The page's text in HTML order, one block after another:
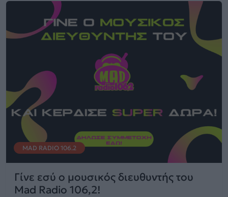
MAD RADIO 106.2
Γίνε εσύ ο μουσικός διευθυντής του
Mad Radio 106,2!